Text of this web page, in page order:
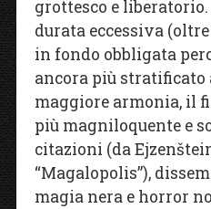
grottesco e
durata eccessiva (oltre
in fondo obbligata
ancora più stratificato
maggiore armonia, il
più magniloquente e
citazioni (da
“Magalopolis”),
magia nera e horror